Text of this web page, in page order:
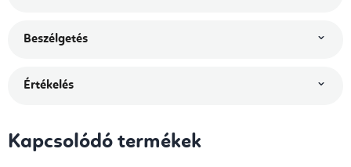
Beszélgetés
Értékelés
Kapcsolódó termékek